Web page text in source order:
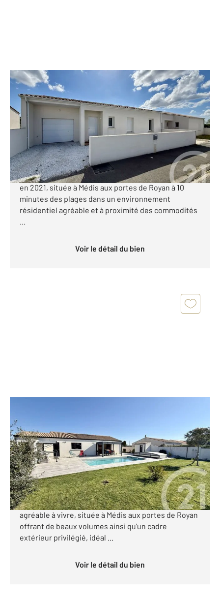
ROYAN 17
110 m , 4 pièces
Ref : 353
Maison à vendre
315 000 €
Century 21 l'Agence de la Seudre vous propose cette
charmante maison récente de plain-pied, construite
en 2021, située à Médis aux portes de Royan à 10
minutes des plages dans un environnement
résidentiel agréable et à proximité des commodités
...
Voir le détail du bien
Ref : 318
Maison à vendre
535 500 €
Century 21 l'Agence de la Seudre vous propose cette
maison 4 pièces d'environ 121 m², fonctionnelle et
agréable à vivre, située à Médis aux portes de Royan
offrant de beaux volumes ainsi qu'un cadre
extérieur privilégié, idéal ...
Voir le détail du bien